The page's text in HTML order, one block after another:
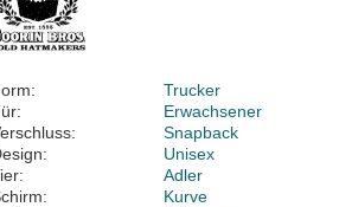
Trucker
Erwachsener
Snapback
Unisex
Adler
Kurve